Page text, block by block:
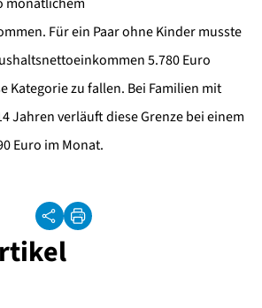
Für ein Paar ohne Kinder musste
5.780 Euro
Kategorie zu fallen. Bei Familien mit
Jahren verläuft diese Grenze bei einem
Euro im Monat.